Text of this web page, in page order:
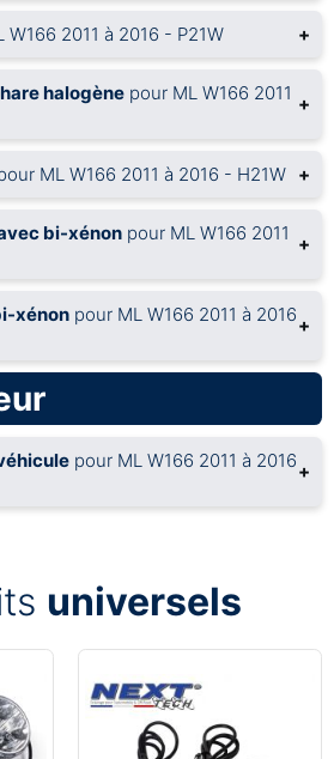
W166 2011 à 2016 - P21W +
halogène pour ML W166 2011 +
ML W166 2011 à 2016 - H21W +
bi-xénon pour ML W166 2011 +
xénon pour ML W166 2011 à 2016+
pour ML W166 2011 à 2016+
universels